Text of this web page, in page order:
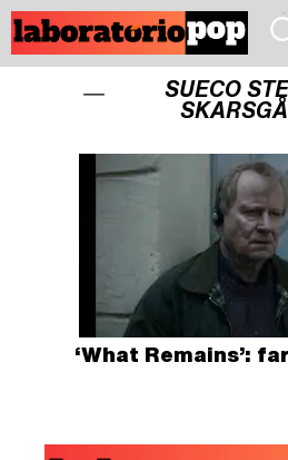
SUECO
‘What Remains’: